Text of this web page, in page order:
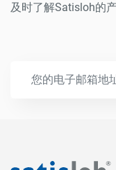
及时了解Satisloh的